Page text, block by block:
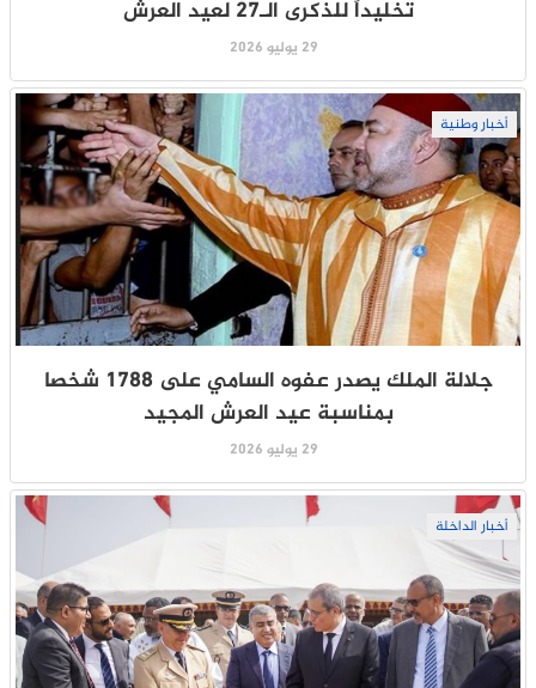
تخليداً للذكرى الـ27 لعيد العرش
29 يوليو 2026
أخبار وطنية
جلالة الملك يصدر عفوه السامي على 1788 شخصا
بمناسبة عيد العرش المجيد
29 يوليو 2026
أخبار الداخلة